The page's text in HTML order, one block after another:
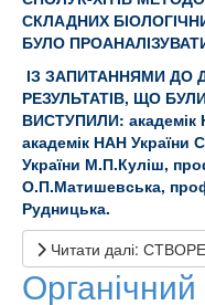
СКЛАДНИХ
БУЛО
ІЗ ЗАПИТАННЯМИ ДО
РЕЗУЛЬТАТІВ, ЩО
ВИСТУПИЛИ: академік
академік НАН України
України М.П.Куліш,
О.П.Матишевська,
Рудницька.
Читати далі: